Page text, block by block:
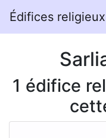
Édifices
1 édifice